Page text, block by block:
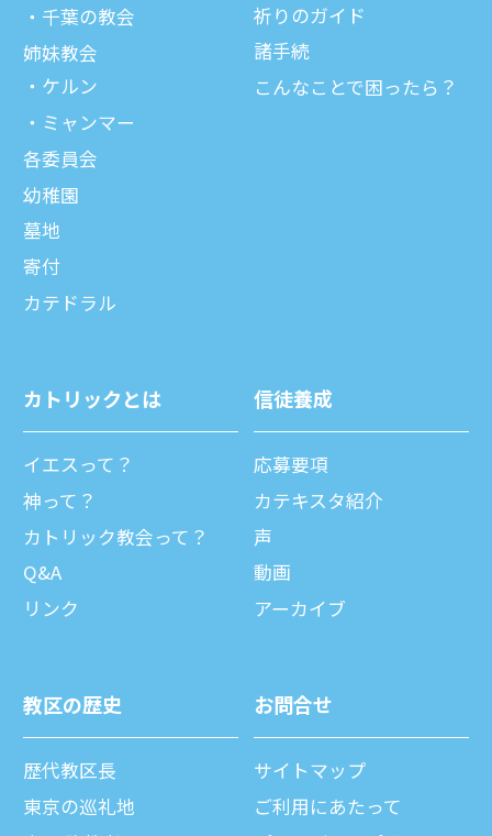
千葉の教会
姉妹教会
ケルン
ミャンマー
各委員会
幼稚園
墓地
寄付
カテドラル
祈りのガイド
諸⼿続
こんなことで困ったら？
カトリックとは
イエスって？
神って？
カトリック教会って？
Q&A
リンク
信徒養成
応募要項
カテキスタ紹介
声
動画
アーカイブ
教区の歴史
歴代教区⻑
東京の巡礼地
お問合せ
サイトマップ
ご利⽤にあたって